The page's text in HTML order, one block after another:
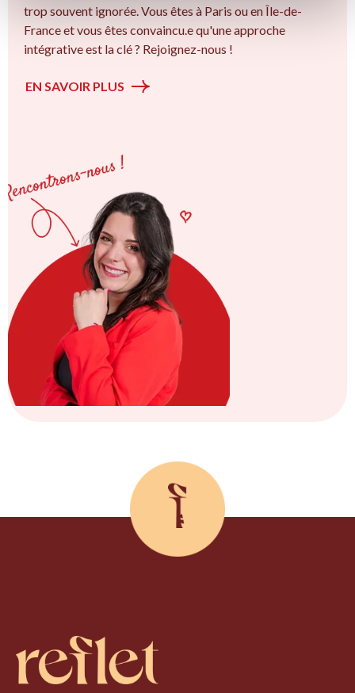
trop souvent ignorée. Vous êtes à Paris ou en Île-de-
France et vous êtes convaincu.e qu'une approche
intégrative est la clé ? Rejoignez-nous !
EN SAVOIR PLUS